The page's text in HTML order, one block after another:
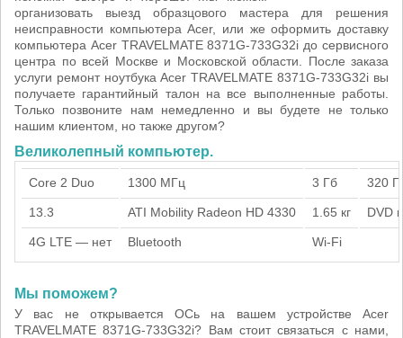
организовать выезд образцового мастера для решения
неисправности компьютера Acer, или же оформить доставку
компьютера Acer TRAVELMATE 8371G-733G32i до сервисного
центра по всей Москве и Московской области. После заказа
услуги ремонт ноутбука Acer TRAVELMATE 8371G-733G32i вы
получаете гарантийный талон на все выполненные работы.
Только позвоните нам немедленно и вы будете не только
нашим клиентом, но также другом?
Великолепный компьютер.
Core 2 Duo 1300 МГц 3 Гб 320
13.3 ATI Mobility Radeon HD 4330 1.65 кг DVD
4G LTE — нет Bluetooth Wi-Fi
Мы поможем?
У вас не открывается ОСь на вашем устройстве Acer
TRAVELMATE 8371G-733G32i? Вам стоит связаться с нами,